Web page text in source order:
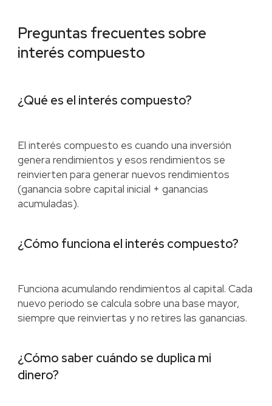
Preguntas frecuentes sobre
interés compuesto
¿Qué es el interés compuesto?
El interés compuesto es cuando una inversión
genera rendimientos y esos rendimientos se
reinvierten para generar nuevos rendimientos
(ganancia sobre capital inicial + ganancias
acumuladas).
¿Cómo funciona el interés compuesto?
Funciona acumulando rendimientos al capital. Cada
nuevo periodo se calcula sobre una base mayor,
siempre que reinviertas y no retires las ganancias.
¿Cómo saber cuándo se duplica mi
dinero?